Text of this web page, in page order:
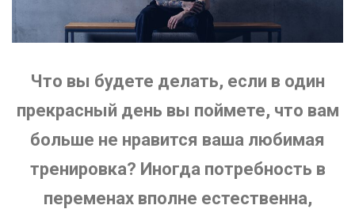
Что вы будете делать, если в один
прекрасный день вы поймете, что вам
больше не нравится ваша любимая
тренировка? Иногда потребность в
переменах вполне естественна,